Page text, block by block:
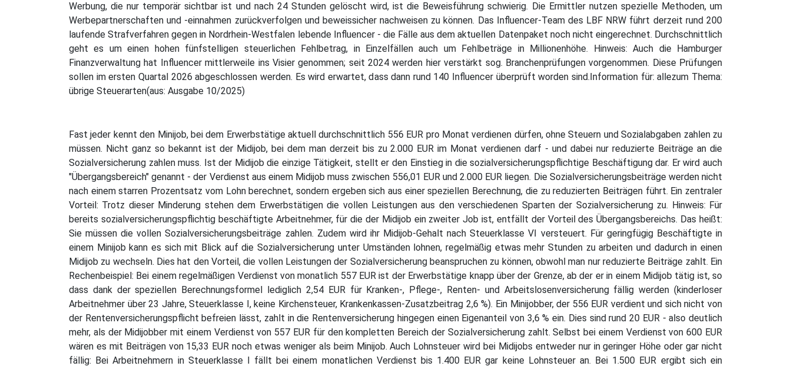
Werbung, die nur temporär sichtbar ist und nach 24 Stunden gelöscht wird, ist die Beweisführung schwierig. Die Ermittler nutzen spezielle Methoden, um
Werbepartnerschaften und -einnahmen zurückverfolgen und beweissicher nachweisen zu können. Das Influencer-Team des LBF NRW führt derzeit rund 200
laufende Strafverfahren gegen in Nordrhein-Westfalen lebende Influencer - die Fälle aus dem aktuellen Datenpaket noch nicht eingerechnet. Durchschnittlich
geht es um einen hohen fünfstelligen steuerlichen Fehlbetrag, in Einzelfällen auch um Fehlbeträge in Millionenhöhe. Hinweis: Auch die Hamburger
Finanzverwaltung hat Influencer mittlerweile ins Visier genommen; seit 2024 werden hier verstärkt sog. Branchenprüfungen vorgenommen. Diese Prüfungen
sollen im ersten Quartal 2026 abgeschlossen werden. Es wird erwartet, dass dann rund 140 Influencer überprüft worden sind.Information für: allezum Thema:
übrige Steuerarten(aus: Ausgabe 10/2025)
Fast jeder kennt den Minijob, bei dem Erwerbstätige aktuell durchschnittlich 556 EUR pro Monat verdienen dürfen, ohne Steuern und Sozialabgaben zahlen zu
müssen. Nicht ganz so bekannt ist der Midijob, bei dem man derzeit bis zu 2.000 EUR im Monat verdienen darf - und dabei nur reduzierte Beiträge an die
Sozialversicherung zahlen muss. Ist der Midijob die einzige Tätigkeit, stellt er den Einstieg in die sozialversicherungspflichtige Beschäftigung dar. Er wird auch
"Übergangsbereich" genannt - der Verdienst aus einem Midijob muss zwischen 556,01 EUR und 2.000 EUR liegen. Die Sozialversicherungsbeiträge werden nicht
nach einem starren Prozentsatz vom Lohn berechnet, sondern ergeben sich aus einer speziellen Berechnung, die zu reduzierten Beiträgen führt. Ein zentraler
Vorteil: Trotz dieser Minderung stehen dem Erwerbstätigen die vollen Leistungen aus den verschiedenen Sparten der Sozialversicherung zu. Hinweis: Für
bereits sozialversicherungspflichtig beschäftigte Arbeitnehmer, für die der Midijob ein zweiter Job ist, entfällt der Vorteil des Übergangsbereichs. Das heißt:
Sie müssen die vollen Sozialversicherungsbeiträge zahlen. Zudem wird ihr Midijob-Gehalt nach Steuerklasse VI versteuert. Für geringfügig Beschäftigte in
einem Minijob kann es sich mit Blick auf die Sozialversicherung unter Umständen lohnen, regelmäßig etwas mehr Stunden zu arbeiten und dadurch in einen
Midijob zu wechseln. Dies hat den Vorteil, die vollen Leistungen der Sozialversicherung beanspruchen zu können, obwohl man nur reduzierte Beiträge zahlt. Ein
Rechenbeispiel: Bei einem regelmäßigen Verdienst von monatlich 557 EUR ist der Erwerbstätige knapp über der Grenze, ab der er in einem Midijob tätig ist, so
dass dank der speziellen Berechnungsformel lediglich 2,54 EUR für Kranken-, Pflege-, Renten- und Arbeitslosenversicherung fällig werden (kinderloser
Arbeitnehmer über 23 Jahre, Steuerklasse I, keine Kirchensteuer, Krankenkassen-Zusatzbeitrag 2,6 %). Ein Minijobber, der 556 EUR verdient und sich nicht von
der Rentenversicherungspflicht befreien lässt, zahlt in die Rentenversicherung hingegen einen Eigenanteil von 3,6 % ein. Dies sind rund 20 EUR - also deutlich
mehr, als der Midijobber mit einem Verdienst von 557 EUR für den kompletten Bereich der Sozialversicherung zahlt. Selbst bei einem Verdienst von 600 EUR
wären es mit Beiträgen von 15,33 EUR noch etwas weniger als beim Minijob. Auch Lohnsteuer wird bei Midijobs entweder nur in geringer Höhe oder gar nicht
fällig: Bei Arbeitnehmern in Steuerklasse I fällt bei einem monatlichen Verdienst bis 1.400 EUR gar keine Lohnsteuer an. Bei 1.500 EUR ergibt sich ein